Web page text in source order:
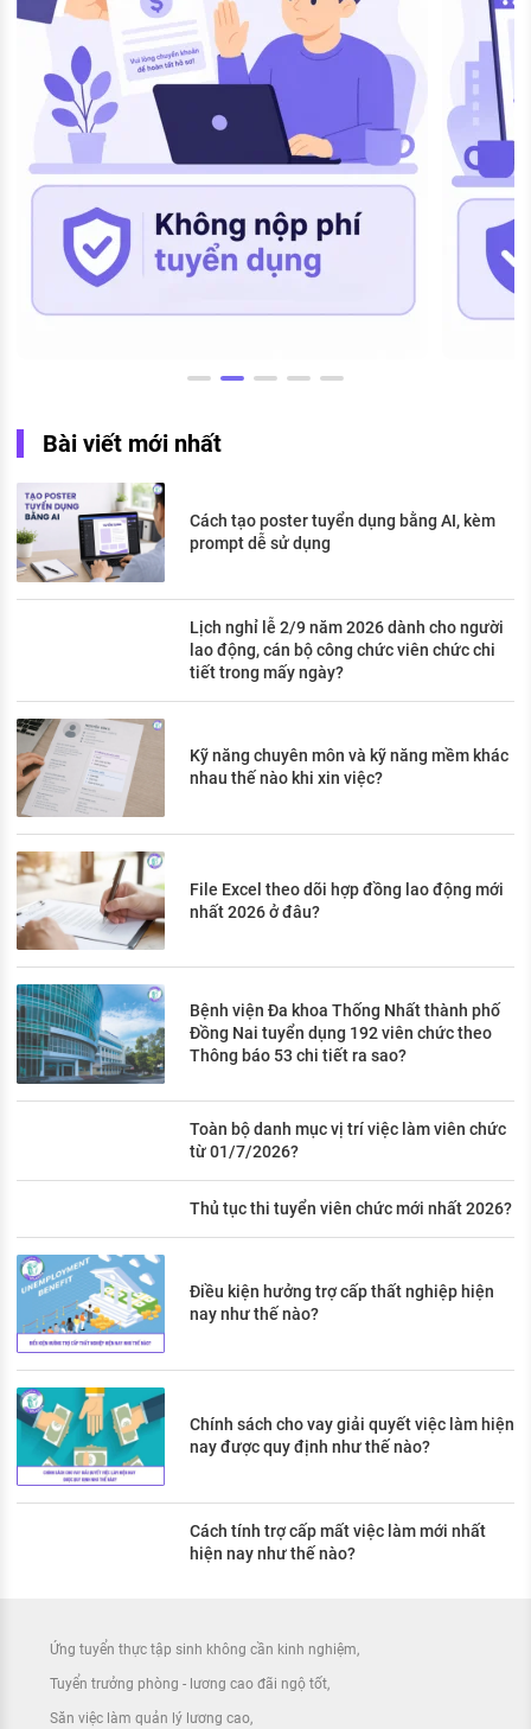
Bài viết mới nhất
Cách tạo poster tuyển dụng bằng AI, kèm
prompt dễ sử dụng
Lịch nghỉ lễ 2/9 năm 2026 dành cho người
lao động, cán bộ công chức viên chức chi
tiết trong mấy ngày?
Kỹ năng chuyên môn và kỹ năng mềm khác
nhau thế nào khi xin việc?
File Excel theo dõi hợp đồng lao động mới
nhất 2026 ở đâu?
Bệnh viện Đa khoa Thống Nhất thành phố
Đồng Nai tuyển dụng 192 viên chức theo
Thông báo 53 chi tiết ra sao?
Toàn bộ danh mục vị trí việc làm viên chức
từ 01/7/2026?
Thủ tục thi tuyển viên chức mới nhất 2026?
Điều kiện hưởng trợ cấp thất nghiệp hiện
nay như thế nào?
Chính sách cho vay giải quyết việc làm hiện
nay được quy định như thế nào?
Cách tính trợ cấp mất việc làm mới nhất
hiện nay như thế nào?
Ứng tuyển thực tập sinh không cần kinh nghiệm
Tuyển trưởng phòng - lương cao đãi ngộ tốt
Săn việc làm quản lý lương cao